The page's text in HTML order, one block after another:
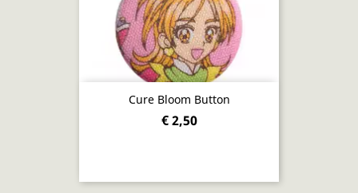
Cure Bloom Button
€ 2,50